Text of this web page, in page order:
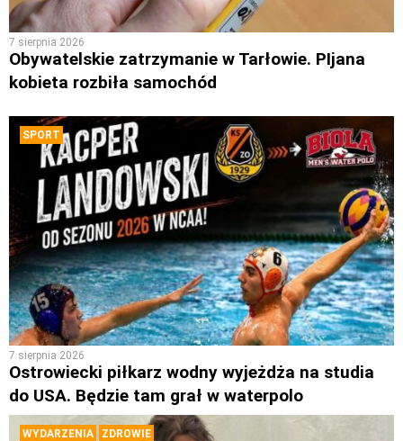
7 sierpnia 2026
Obywatelskie zatrzymanie w Tarłowie. PIjana
kobieta rozbiła samochód
SPORT
7 sierpnia 2026
Ostrowiecki piłkarz wodny wyjeżdża na studia
do USA. Będzie tam grał w waterpolo
WYDARZENIA ZDROWIE